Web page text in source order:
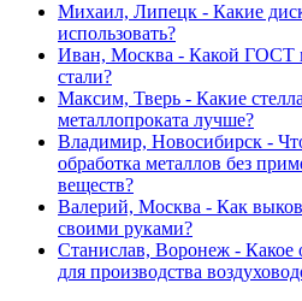
Михаил, Липецк - Какие
использовать?
Иван, Москва - Какой ГОСТ
стали?
Максим, Тверь - Какие
металлопроката лучше?
Владимир, Новосибирск -
обработка металлов без
веществ?
Валерий, Москва - Как
своими руками?
Станислав, Воронеж - Какое
для производства